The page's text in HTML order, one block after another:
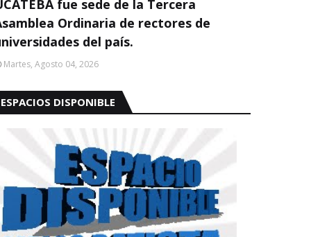
fue sede de la Tercera
Ordinaria de rectores de
del país.
Martes, Agosto 04, 2026
ESPACIOS DISPONIBLE